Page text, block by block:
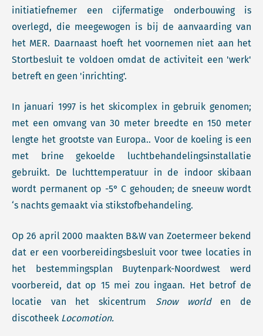
initiatiefnemer een cijfermatige onderbouwing is
overlegd, die meegewogen is bij de aanvaarding van
het MER. Daarnaast hoeft het voornemen niet aan het
Stortbesluit te voldoen omdat de activiteit een 'werk'
betreft en geen 'inrichting'.
In januari 1997 is het skicomplex in gebruik genomen;
met een omvang van 30 meter breedte en 150 meter
lengte het grootste van Europa.. Voor de koeling is een
met brine gekoelde luchtbehandelingsinstallatie
gebruikt. De luchttemperatuur in de indoor skibaan
wordt permanent op -5° C gehouden; de sneeuw wordt
‘s nachts gemaakt via stikstofbehandeling.
Op 26 april 2000 maakten B&W van Zoetermeer bekend
dat er een voorbereidingsbesluit voor twee locaties in
het bestemmingsplan Buytenpark-Noordwest werd
voorbereid, dat op 15 mei zou ingaan. Het betrof de
locatie van het skicentrum Snow worlden de
discotheek Locomotion.